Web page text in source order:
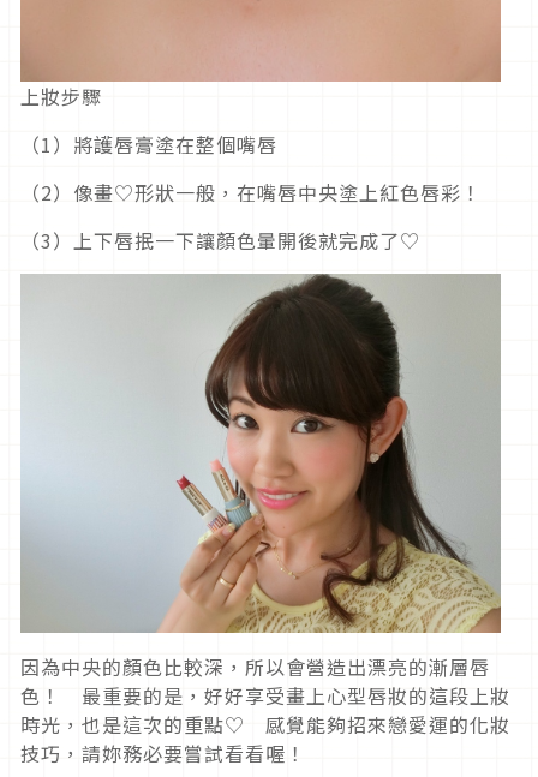
上妝步驟
（1）將護唇膏塗在整個嘴唇
（2）像畫♡形狀一般，在嘴唇中央塗上紅色唇彩！
（3）上下唇抿一下讓顏色暈開後就完成了♡
因為中央的顏色比較深，所以會營造出漂亮的漸層唇
色！ 最重要的是，好好享受畫上心型唇妝的這段上妝
時光，也是這次的重點♡ 感覺能夠招來戀愛運的化妝
技巧，請妳務必要嘗試看看喔！